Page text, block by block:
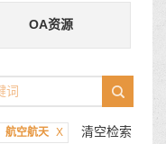
OA资源
航空航天 X 清空检索